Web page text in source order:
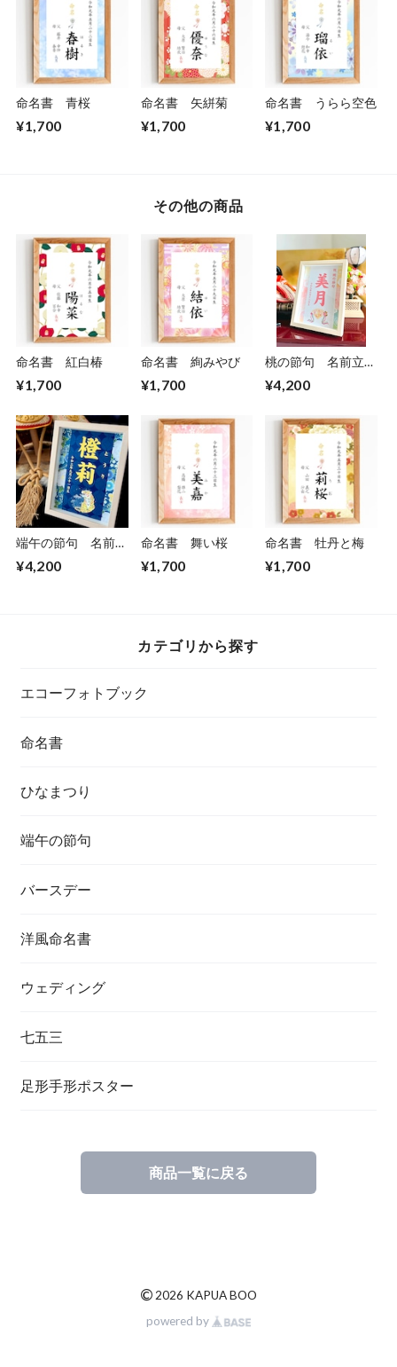
命名書 青桜
¥1,700
命名書 矢絣菊
¥1,700
命名書 うらら空色
¥1,700
その他の商品
命名書 紅白椿
¥1,700
命名書 絢みやび
¥1,700
桃の節句 名前立札
¥4,200
端午の節句 名前立
¥4,200
命名書 舞い桜
¥1,700
命名書 牡丹と梅
¥1,700
カテゴリから探す
エコーフォトブック
命名書
ひなまつり
端午の節句
バースデー
洋風命名書
ウェディング
七五三
足形手形ポスター
商品一覧に戻る
© 2026 KAPUA BOO
powered by